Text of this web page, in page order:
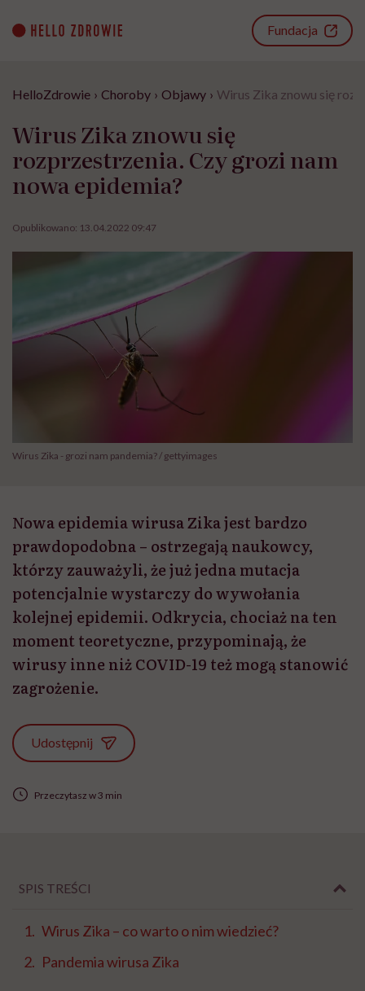
content
Fundacja
HelloZdrowie › Choroby › Objawy › Wirus Zika znowu się
Wirus Zika znowu się
rozprzestrzenia. Czy grozi nam
nowa epidemia?
Opublikowano: 13.04.2022 09:47
Wirus Zika - grozi nam pandemia? / gettyimages
Nowa epidemia wirusa Zika jest bardzo
prawdopodobna – ostrzegają naukowcy,
którzy zauważyli, że już jedna mutacja
potencjalnie wystarczy do wywołania
kolejnej epidemii. Odkrycia, chociaż na ten
moment teoretyczne, przypominają, że
wirusy inne niż COVID-19 też mogą stanowić
zagrożenie.
Udostępnij
Przeczytasz w 3 min
SPIS TREŚCI
Wirus Zika – co warto o nim wiedzieć?
Pandemia wirusa Zika